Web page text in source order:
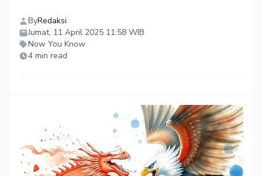
ByRedaksi
Jumat, 11 April 2025 11:58 WIB
Now You Know
4 min read